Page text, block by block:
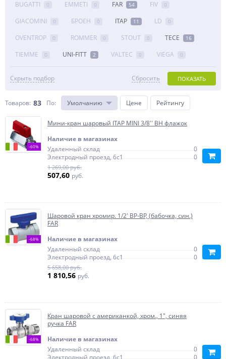
BUGATTI 0 EMMETI 0 FAR 54 FIV 0
GIACOMINI 0 БРОЕН 0 ITAP 11 LD 0
OVENTROP 0 ROMMER 0 STOUT 0 TECE 16
TIEMME 0 UNI-FITT 2 VALTEC 0 VIEGA 0
Скрыть подбор ПОКАЗАТЬ
Сбросить
Товаров: 83 По: Умолчанию Цене Рейтингу
-60%
Мини-кран шаровый ITAP MINI 3/8'' ВН флажок
Наличие в магазинах
Удаленный склад
0
Электродный проезд, 6с1
0
1 269,00 руб.
507,60 руб.
-68%
Шаровой кран хромир. 1/2' ВР-ВР, (бабочка, син.)
FAR
Наличие в магазинах
Удаленный склад
0
Электродный проезд, 6с1
0
5 658,00 руб.
1 810,56 руб.
-68%
Кран шаровой с американкой, хром., 1", синяя
ручка FAR
Наличие в магазинах
Удаленный склад
0
Электродный проезд, 6с1
0